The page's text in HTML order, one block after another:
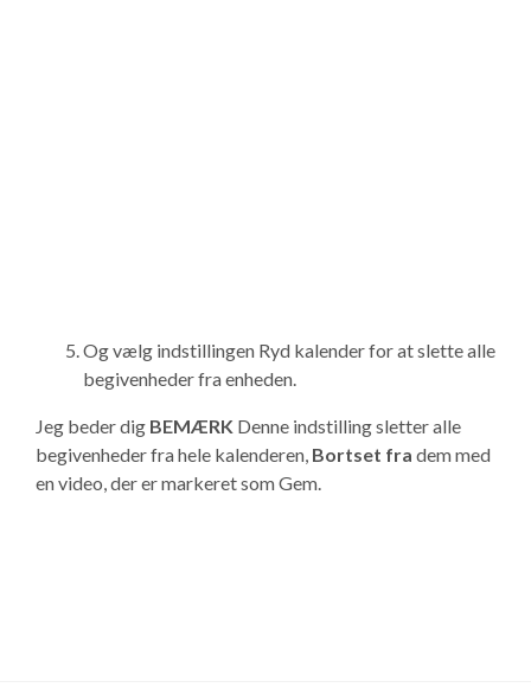
Og vælg indstillingen Ryd kalender for at slette alle
begivenheder fra enheden.
Jeg beder dig BEMÆRK Denne indstilling sletter alle
begivenheder fra hele kalenderen, Bortset fra dem med
en video, der er markeret som Gem.